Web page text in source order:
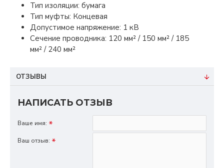
Тип изоляции: бумага
Тип муфты: Концевая
Допустимое напряжение: 1 кВ
Сечение проводника: 120 мм² / 150 мм² / 185
мм² / 240 мм²
ОТЗЫВЫ
НАПИСАТЬ ОТЗЫВ
Ваше имя:
Ваш отзыв: